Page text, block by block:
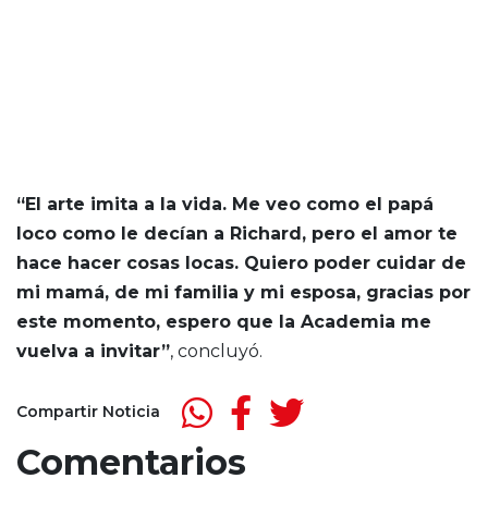
“El arte imita a la vida. Me veo como el papá
loco como le decían a Richard, pero el amor te
hace hacer cosas locas. Quiero poder cuidar de
mi mamá, de mi familia y mi esposa, gracias por
este momento, espero que la Academia me
vuelva a invitar”, concluyó.
Compartir Noticia
Comentarios